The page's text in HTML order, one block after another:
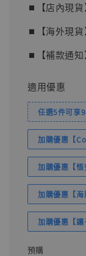
⏹︎【店內現貨
⏹︎【海外現貨
⏹︎【補款通知
適用優惠
任選5件可享
加購優惠【
加購優惠【悟
加購優惠【海
加購優惠【讓
預購